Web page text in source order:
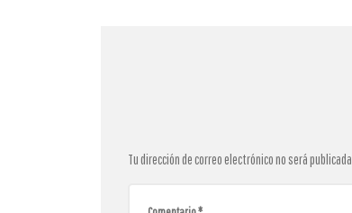
Tu dirección de correo electrónico no será publicada.